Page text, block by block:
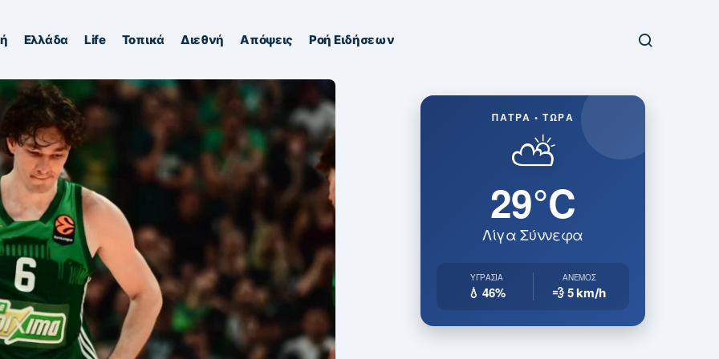
Ελλάδα Life Τοπικά Διεθνή Απόψεις Ροή Ειδήσεων
ΠΆΤΡΑ • ΤΏΡΑ
⛅
29°C
Λίγα Σύννεφα
ΥΓΡΑΣΊΑ
💧 46%
ΆΝΕΜΟΣ
💨 5km/h